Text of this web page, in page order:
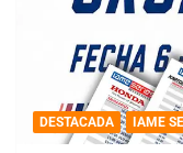
DESTACADA IAME